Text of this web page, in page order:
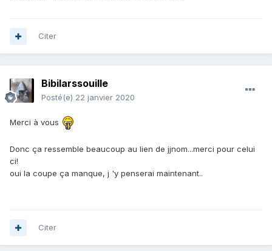
Citer
Bibilarssouille
Posté(e) 22 janvier 2020
Merci à vous
Donc ça ressemble beaucoup au lien de jjnom...merci pour celui
ci!
oui la coupe ça manque, j 'y penserai maintenant..
Citer